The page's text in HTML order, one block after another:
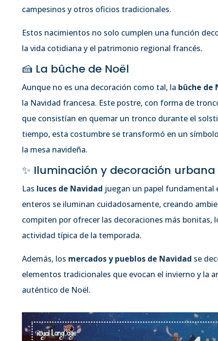
campesinos y otros oficios tradicionales.
Estos nacimientos no solo cumplen una función
la vida cotidiana y el patrimonio regional francés.
🍰 La bûche de Noël
Aunque no es una decoración como tal, la bûche de
la Navidad francesa. Este postre, con forma de
que consistían en quemar un tronco durante el
tiempo, esta costumbre se transformó en un
la mesa navideña.
✨ Iluminación y decoración urbana
Las luces de Navidad juegan un papel fundamental
enteros se iluminan cuidadosamente, creando
compiten por ofrecer las decoraciones más
actividad típica de la temporada.
Además, los mercados y pueblos de Navidad se
elementos tradicionales que evocan el invierno y la
auténtico de Noël.